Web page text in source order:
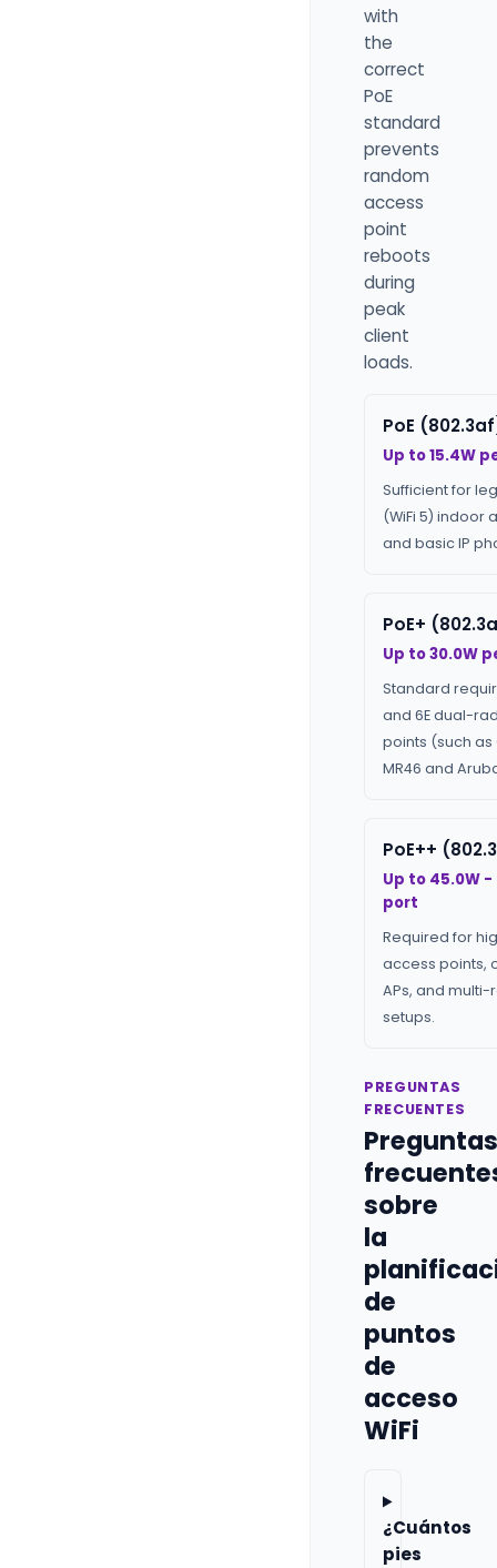
with
the
correct
PoE
standard
prevents
random
access
point
reboots
during
peak
client
loads.
PoE
Up to 15.4W
Sufficient for
(WiFi 5) indoor
and basic IP
PoE+
Up to 30.0W
Standard
and 6E dual-
points (such as
MR46 and
PoE++
Up to 45.0W -
port
Required for
access points,
APs, and multi-
setups.
PREGUNTAS
FRECUENTES
Preguntas
sobre
la
de
puntos
de
acceso
WiFi
¿Cuántos
pies